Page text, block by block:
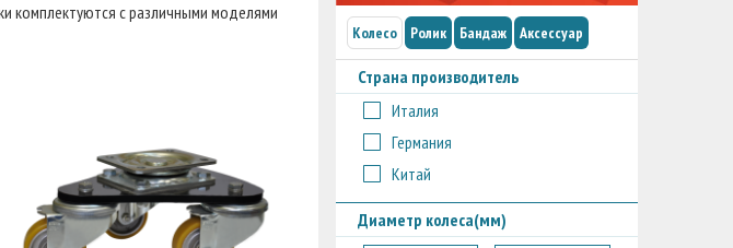
комплектуются с различными моделями
Колесо Ролик Бандаж Аксессуар
Страна производитель
Италия
Германия
Китай
Диаметр колеса(мм)